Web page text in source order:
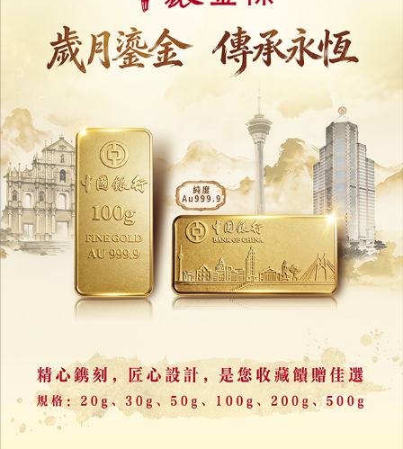
01/06/2026 24550
總體規劃修改草案於6月29日起
開展60日公開諮詢
27/05/2026 31788